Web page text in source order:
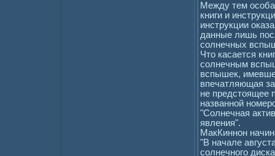
Между тем
книги и
инструкции
данные лишь
солнечных
Что касается
солнечным
вспышек,
впечатляющая
не предстоящее
названной
"Солнечная
явления".
МакКиннон
"В начале
солнечного